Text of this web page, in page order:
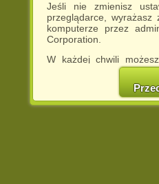
Jeśli nie zmienisz
przeglądarce,
komputerze przez
Corporation.
W każdej chwili
cookies w swojej
w naszej
http://chomikuj.pl/